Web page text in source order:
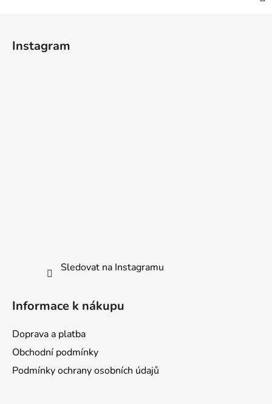
Instagram
Sledovat na Instagramu
Informace k nákupu
Doprava a platba
Obchodní podmínky
Podmínky ochrany osobních údajů